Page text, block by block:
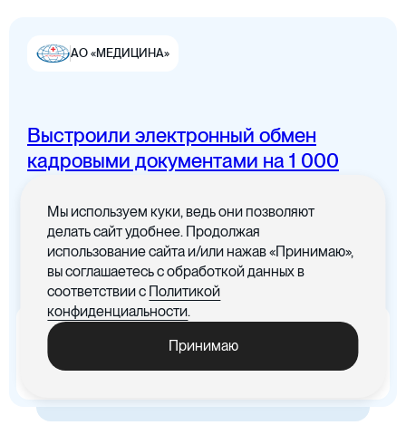
Цифровая канцелярия
Цифровые договоры
Цифровая бухгалтерия
АО «МЕДИЦИНА»
Выстроили электронный обмен
кадровыми документами на 1 000
Все документы в одном месте с
понятным интерфейсом
x5
Ускорились процедуры
обработки документов
-30%
издержки, связанные с печатью
Мы используем куки, ведь они позволяют
делать сайт удобнее. Продолжая
использование сайта и/или нажав «Принимаю»,
вы соглашаетесь с обработкой данных в
соответствии с Политикой
конфиденциальности.
Принимаю